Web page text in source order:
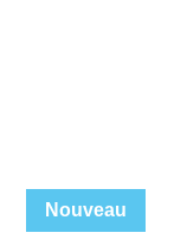
Nouveau